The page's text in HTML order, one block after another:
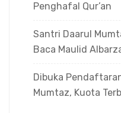
Penghafal Qur’an
Santri Daarul
Baca Maulid
Dibuka
Mumtaz, Kuota